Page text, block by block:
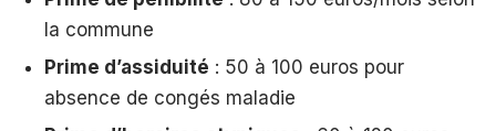
la commune
Prime d’assiduité : 50 à 100 euros pour
absence de congés maladie